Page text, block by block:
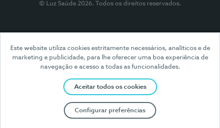
Este website utiliza cookies estritamente necessários, analíticos e de
marketing e publicidade, para lhe oferecer uma boa experiência de
navegação e acesso a todas as funcionalidades.
Aceitar todos os cookies
Configurar preferências
© Luz Saúde 2026. Todos os direitos reservados.